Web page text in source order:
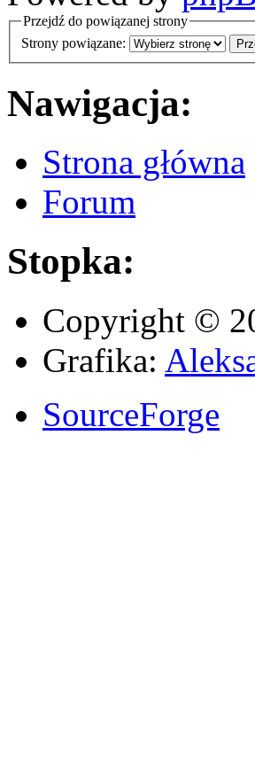
Przejdź do powiązanej strony
Strony powiązane:
Nawigacja:
Strona główna
Forum
Stopka:
Copyright ©
Grafika:
SourceForge